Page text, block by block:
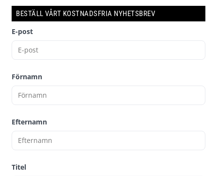
BESTÄLL VÅRT KOSTNADSFRIA NYHETSBREV
E-post
Förnamn
Efternamn
Titel